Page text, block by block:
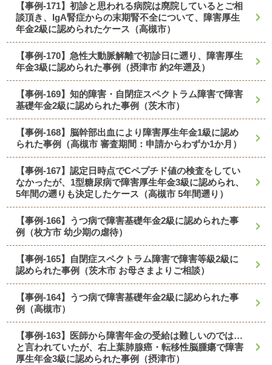
【事例-171】初診と思われる病院は廃院しているとご相
談頂き、IgA腎症からの末期腎不全について、障害厚生
年金2級に認められたケース（高槻市）
【事例-170】急性大動脈解離で初診日に遡り、障害厚生
年金3級に認められた事例（摂津市 約2年遡及）
【事例-169】知的障害・自閉症スペクトラム障害で障害
基礎年金2級に認められた事例（茨木市）
【事例-168】脳幹部出血により障害厚生年金1級に認め
られた事例（高槻市 審査期間：申請からわずか1か月）
【事例-167】認定日時点でCペプチド値の検査をしてい
なかったが、1型糖尿病で障害厚生年金3級に認められ、
5年間の遡りも決定したケース（高槻市 5年間遡り）
【事例-166】うつ病で障害基礎年金2級に認められた事
例（枚方市 幼少期の虐待）
【事例-165】自閉症スペクトラム障害で障害等級2級に
認められた事例（茨木市 お母さまよりご相談）
【事例-164】うつ病で障害基礎年金2級に認められた事
例（高槻市）
【事例-163】医師から障害年金の受給は難しいのでは…
と言われていたが、右上葉肺腺癌・転移性脳腫瘍で障害
厚生年金3級に認められた事例（摂津市）